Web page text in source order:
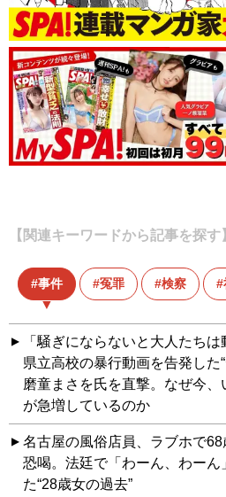
【関連キーワードから記事を探す
事件 冤罪 検察
「騒ぎにならないと大人たち
県立高校の暴行動画を告発した
磨童まさを氏を直撃。なぜ今、
が急増しているのか
名古屋の風俗店員、ラブホで68
恐喝。法廷で「わーん、わーん
た“28歳女の過去”